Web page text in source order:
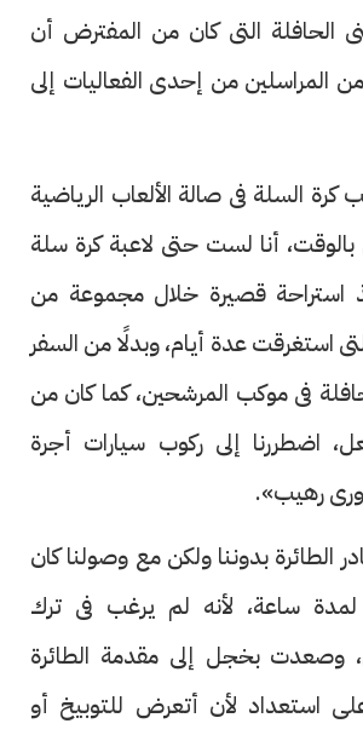
الحافلة التى كان من المفترض أن
المراسلين من إحدى الفعاليات إلى
كرة السلة فى صالة الألعاب الرياضية
أنا لست حتى لاعبة كرة سلة
استراحة قصيرة خلال مجموعة من
استغرقت عدة أيام، وبدلًا من السفر
فى موكب المرشحين، كما كان من
اضطررنا إلى ركوب سيارات أجرة
رهيب».
الطائرة بدوننا ولكن مع وصولنا كان
لمدة ساعة، لأنه لم يرغب فى ترك
وصعدت بخجل إلى مقدمة الطائرة
استعداد لأن أتعرض للتوبيخ أو